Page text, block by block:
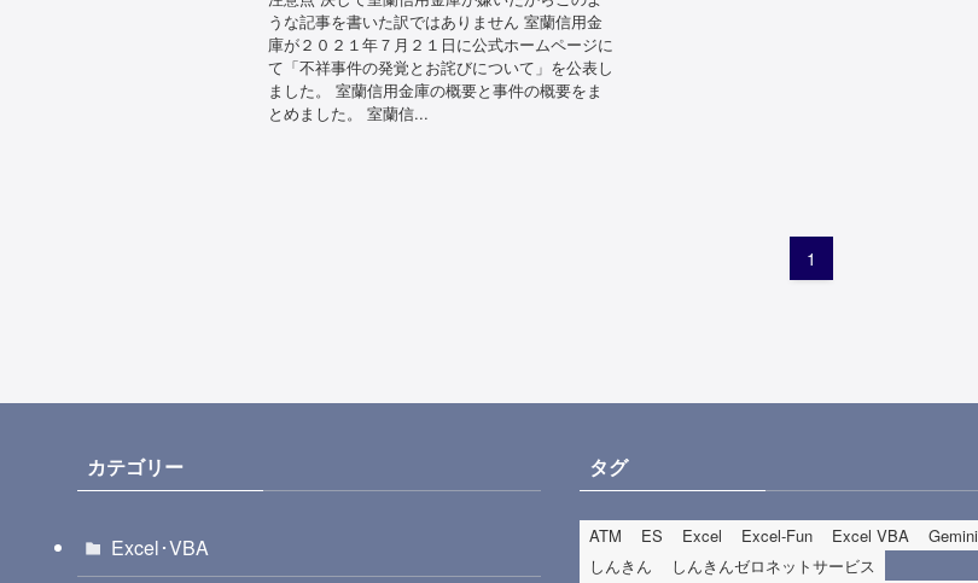
うな記事を書いた訳ではありません 室蘭信用金
庫が２０２１年７月２１日に公式ホームページに
て「不祥事件の発覚とお詫びについて」を公表し
ました。 室蘭信用金庫の概要と事件の概要をま
とめました。 室蘭信...
1
カテゴリー
Excel･VBA
タグ
ATM ES Excel Excel-Fun Excel VBA Gemini
しんきん
しんきんゼロネットサービス